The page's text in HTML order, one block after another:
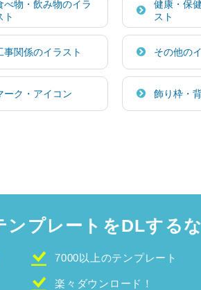
べ物・飲み物のイラ
ト
健康・保
スト
事関係のイラスト その他の
ーク・アイコン 飾り枠・
ンプレートをDLするな
7000以上のテンプレート
楽々ダウンロード！